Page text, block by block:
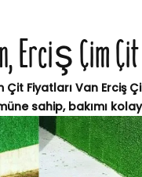
Erciş Çim
Çit Fiyatları Van Erciş
sahip, bakımı kolay